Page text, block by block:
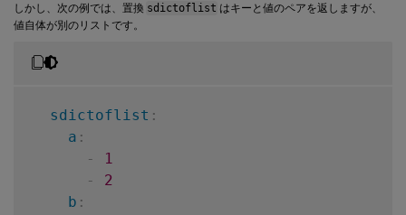
しかし、次の例では、置換 sdictoflist はキーと値のペアを返しますが、
値自体が別のリストです。
sdictoflist :
a :
-
1
-
2
b :